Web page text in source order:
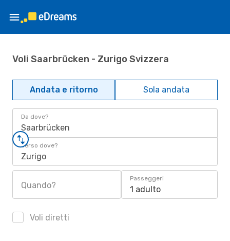
Voli Saarbrücken - Zurigo Svizzera
Andata e ritorno Sola andata
Da dove?
Saarbrücken
Verso dove?
Zurigo
Quando?
Passeggeri
1 adulto
Voli diretti